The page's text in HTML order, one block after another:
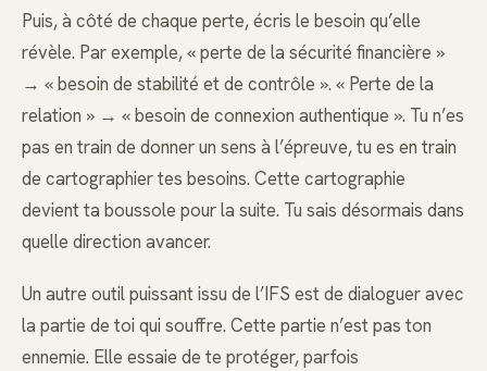
Puis, à côté de chaque perte, écris le besoin qu’elle
révèle. Par exemple, « perte de la sécurité financière »
→ « besoin de stabilité et de contrôle ». « Perte de la
relation » → « besoin de connexion authentique ». Tu n’es
pas en train de donner un sens à l’épreuve, tu es en train
de cartographier tes besoins. Cette cartographie
devient ta boussole pour la suite. Tu sais désormais dans
quelle direction avancer.
Un autre outil puissant issu de l’IFS est de dialoguer avec
la partie de toi qui souffre. Cette partie n’est pas ton
ennemie. Elle essaie de te protéger, parfois